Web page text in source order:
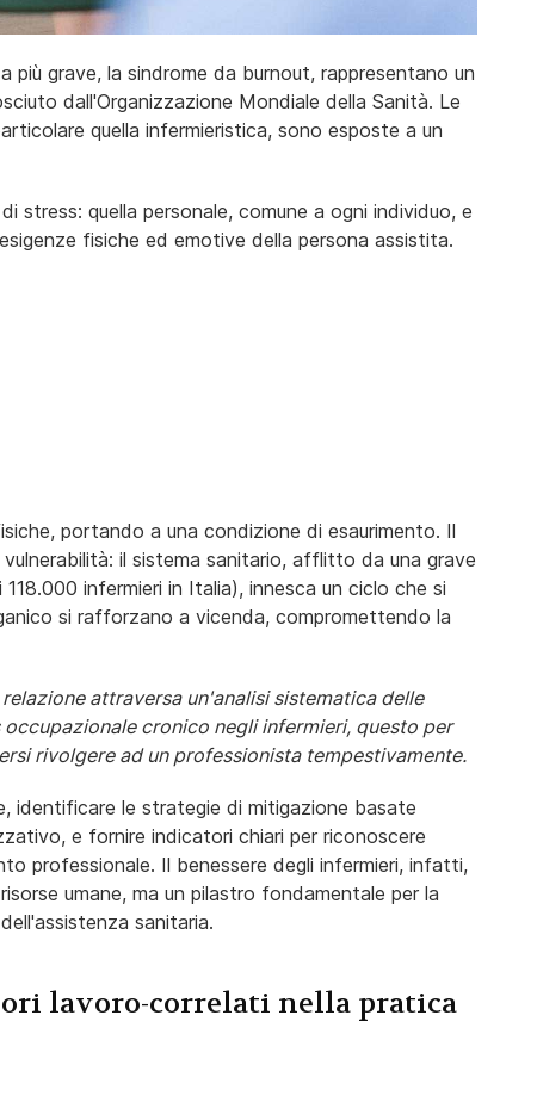
grave, la sindrome da burnout, rappresentano un
dall'Organizzazione Mondiale della Sanità. Le
quella infermieristica, sono esposte a un
stress: quella personale, comune a ogni individuo, e
fisiche ed emotive della persona assistita.
portando a una condizione di esaurimento. Il
il sistema sanitario, afflitto da una grave
infermieri in Italia), innesca un ciclo che si
si rafforzano a vicenda, compromettendo la
attraversa un'analisi sistematica delle
cronico negli infermieri, questo per
rivolgere ad un professionista tempestivamente.
identificare le strategie di mitigazione basate
e fornire indicatori chiari per riconoscere
professionale. Il benessere degli infermieri, infatti,
umane, ma un pilastro fondamentale per la
sanitaria.
lavoro-correlati nella pratica